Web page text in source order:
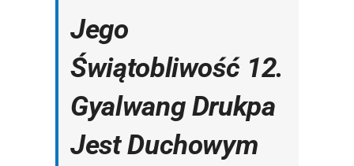
Jego
Świątobliwość 12.
Gyalwang Drukpa
Jest Duchowym